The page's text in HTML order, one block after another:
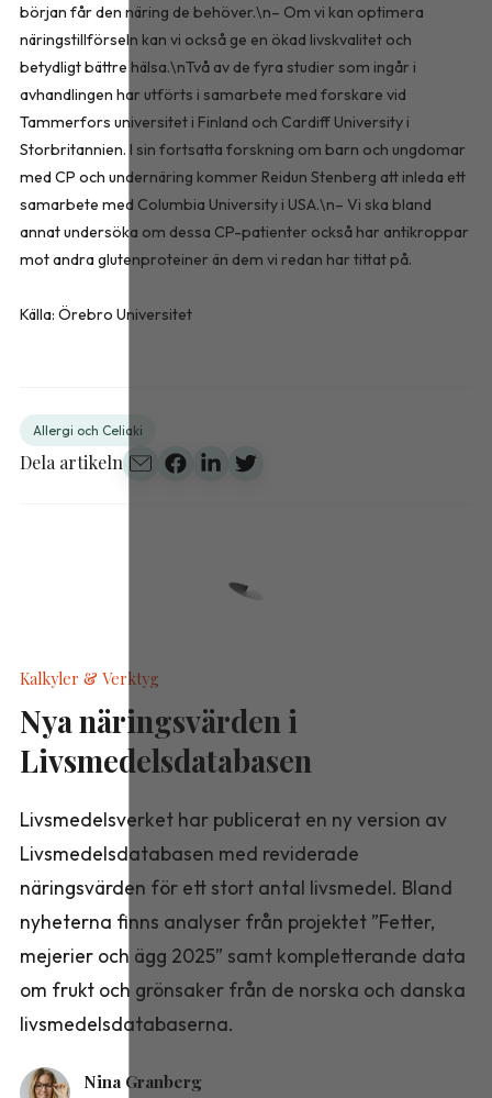
början får den näring de behöver.\n– Om vi kan optimera
näringstillförseln kan vi också ge en ökad livskvalitet och
betydligt bättre hälsa.\nTvå av de fyra studier som ingår i
avhandlingen har utförts i samarbete med forskare vid
Tammerfors universitet i Finland och Cardiff University i
Storbritannien. I sin fortsatta forskning om barn och ungdomar
med CP och undernäring kommer Reidun Stenberg att inleda ett
samarbete med Columbia University i USA.\n– Vi ska bland
annat undersöka om dessa CP-patienter också har antikroppar
mot andra glutenproteiner än dem vi redan har tittat på.
Källa: Örebro Universitet
Allergi och Celiaki
Dela artikeln
Kalkyler & Verktyg
Nya näringsvärden i
Livsmedelsdatabasen
Livsmedelsverket har publicerat en ny version av
Livsmedelsdatabasen med reviderade
näringsvärden för ett stort antal livsmedel. Bland
nyheterna finns analyser från projektet ”Fetter,
mejerier och ägg 2025” samt kompletterande data
om frukt och grönsaker från de norska och danska
livsmedelsdatabaserna.
Nina Granberg